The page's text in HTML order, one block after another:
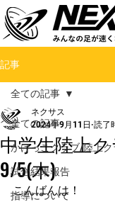
記事
全ての記事
かけっこクラブ/陸上ク
試合結果報告
指導について
全ての記事
中学生陸上
9/5(木)
ネクサス
2024年9月11日 読了
こんばんは！